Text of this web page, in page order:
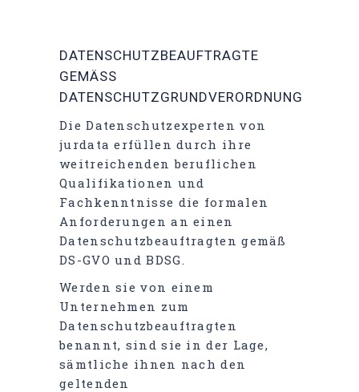
DATENSCHUTZBEAUFTRAGTE
GEMÄSS D
ATENSCHUTZGRUNDVERORDNUNG
Die Datenschutzexperten von
jurdata erfüllen durch ihre
weitreichenden beruflichen
Qualifikationen und
Fachkenntnisse die formalen
Anforderungen an einen
Datenschutzbeauftragten gemäß
DS-GVO und BDSG.
Werden sie von einem
Unternehmen zum
Datenschutzbeauftragten
benannt, sind sie in der Lage,
sämtliche ihnen nach den
geltenden